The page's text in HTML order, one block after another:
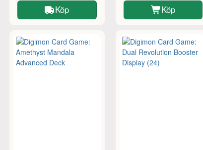
Köp Köp